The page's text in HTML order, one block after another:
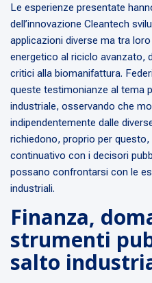
Le esperienze presentate
dell’innovazione Cleantech
applicazioni diverse ma tra
energetico al riciclo avanzato,
critici alla biomanifattura.
queste testimonianze al tema
industriale, osservando che
indipendentemente dalle
richiedono, proprio per
continuativo con i decisori
possano confrontarsi con le
industriali.
Finanza,
strumenti
salto